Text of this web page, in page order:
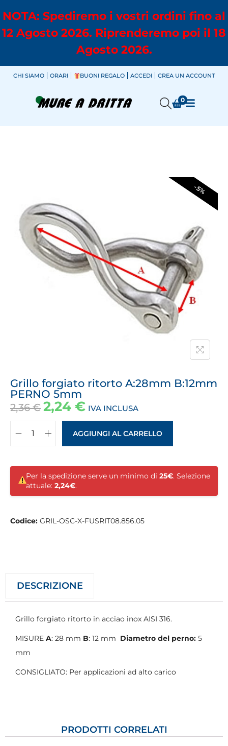
NOTA: Spediremo i vostri ordini fino al
12 Agosto 2026. Riprenderemo poi il 18
Agosto 2026.
CHI SIAMO ORARI BUONI REGALO ACCEDI CREA UN ACCOUNT
0
-5%
Grillo forgiato ritorto A:28mm B:12mm
PERNO 5mm
2,36€ 2,24 € IVA INCLUSA
AGGIUNGI AL CARRELLO
Per la spedizione serve un minimo di 25€. Selezione
attuale: 2,24€.
Codice: GRIL-OSC-X-FUSRIT08.856.05
DESCRIZIONE
Grillo forgiato ritorto in acciao inox AISI 316.
MISURE A: 28 mm B: 12 mm Diametro del perno: 5
mm
CONSIGLIATO: Per applicazioni ad alto carico
PRODOTTI CORRELATI